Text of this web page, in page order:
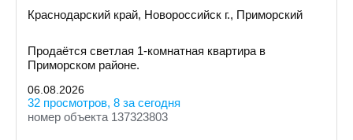
Краснодарский край, Новороссийск г., Приморский
Продаётся светлая 1-комнатная квартира в
Приморском районе.
06.08.2026
32 просмотров, 8 за сегодня
номер объекта 137323803